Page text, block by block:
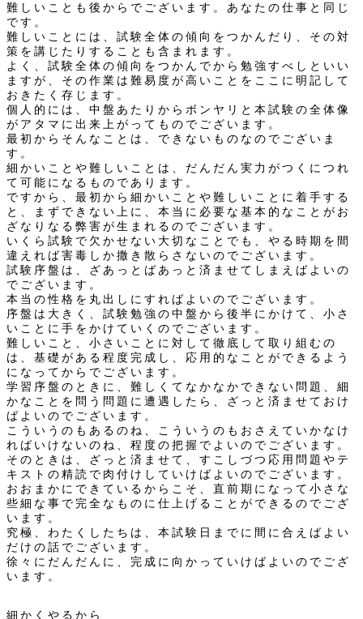
難しいことも後からでございます。あなたの仕事と同じ
です。
難しいことには、試験全体の傾向をつかんだり、その対
策を講じたりすることも含まれます。
よく、試験全体の傾向をつかんでから勉強すべしといい
ますが、その作業は難易度が高いことをここに明記して
おきたく存じます。
個人的には、中盤あたりからボンヤリと本試験の全体像
がアタマに出来上がってものでございます。
最初からそんなことは、できないものなのでございま
す。
細かいことや難しいことは、だんだん実力がつくにつれ
て可能になるものであります。
ですから、最初から細かいことや難しいことに着手する
と、まずできない上に、本当に必要な基本的なことがお
ざなりなる弊害が生まれるのでございます。
いくら試験で欠かせない大切なことでも、やる時期を間
違えれば害毒しか撒き散らさないのでございます。
試験序盤は、ざあっとばあっと済ませてしまえばよいの
でございます。
本当の性格を丸出しにすればよいのでございます。
序盤は大きく、試験勉強の中盤から後半にかけて、小さ
いことに手をかけていくのでございます。
難しいこと、小さいことに対して徹底して取り組むの
は、基礎がある程度完成し、応用的なことができるよう
になってからでございます。
学習序盤のときに、難しくてなかなかできない問題、細
かなことを問う問題に遭遇したら、ざっと済ませておけ
ばよいのでございます。
こういうのもあるのね、こういうのもおさえていかなけ
ればいけないのね、程度の把握でよいのでございます。
そのときは、ざっと済ませて、すこしづつ応用問題やテ
キストの精読で肉付けしていけばよいのでございます。
おおまかにできているからこそ、直前期になって小さな
些細な事で完全なものに仕上げることができるのでござ
います。
究極、わたくしたちは、本試験日までに間に合えばよい
だけの話でございます。
徐々にだんだんに、完成に向かっていけばよいのでござ
います。
細かくやるから